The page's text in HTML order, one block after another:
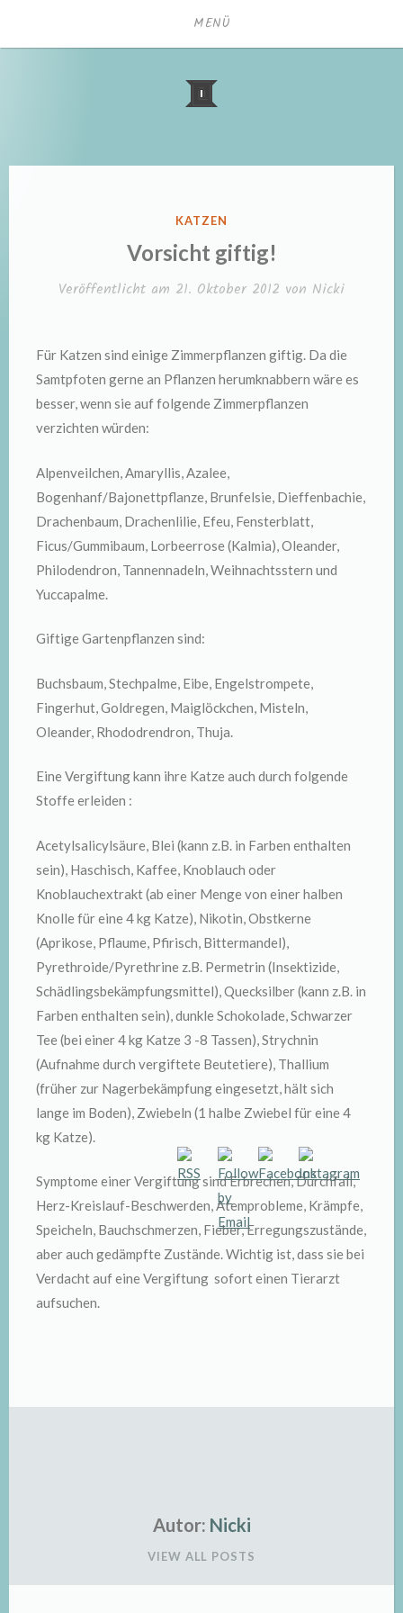
MENÜ
VERÖFFENTLICHT
KATZEN
Vorsicht giftig!
Veröffentlicht am 21. Oktober 2012 von Nicki
Für Katzen sind einige Zimmerpflanzen giftig. Da die
Samtpfoten gerne an Pflanzen herumknabbern wäre es
besser, wenn sie auf folgende Zimmerpflanzen
verzichten würden:
Alpenveilchen, Amaryllis, Azalee,
Bogenhanf/Bajonettpflanze, Brunfelsie, Dieffenbachie,
Drachenbaum, Drachenlilie, Efeu, Fensterblatt,
Ficus/Gummibaum, Lorbeerrose (Kalmia), Oleander,
Philodendron, Tannennadeln, Weihnachtsstern und
Yuccapalme.
Giftige Gartenpflanzen sind:
Buchsbaum, Stechpalme, Eibe, Engelstrompete,
Fingerhut, Goldregen, Maiglöckchen, Misteln,
Oleander, Rhododrendron, Thuja.
Eine Vergiftung kann ihre Katze auch durch folgende
Stoffe erleiden :
Acetylsalicylsäure, Blei (kann z.B. in Farben enthalten
sein), Haschisch, Kaffee, Knoblauch oder
Knoblauchextrakt (ab einer Menge von einer halben
Knolle für eine 4 kg Katze), Nikotin, Obstkerne
(Aprikose, Pflaume, Pfirisch, Bittermandel),
Pyrethroide/Pyrethrine z.B. Permetrin (Insektizide,
Schädlingsbekämpfungsmittel), Quecksilber (kann z.B. in
Farben enthalten sein), dunkle Schokolade, Schwarzer
Tee (bei einer 4 kg Katze 3 -8 Tassen), Strychnin
(Aufnahme durch vergiftete Beutetiere), Thallium
(früher zur Nagerbekämpfung eingesetzt, hält sich
lange im Boden), Zwiebeln (1 halbe Zwiebel für eine 4
kg Katze).
Symptome einer Vergiftung sind Erbrechen, Durchfall,
Herz-Kreislauf-Beschwerden, Atemprobleme, Krämpfe,
Speicheln, Bauchschmerzen, Fieber, Erregungszustände,
aber auch gedämpfte Zustände. Wichtig ist, dass sie bei
Verdacht auf eine Vergiftung sofort einen Tierarzt
aufsuchen.
Autor: Nicki
VIEW ALL POSTS